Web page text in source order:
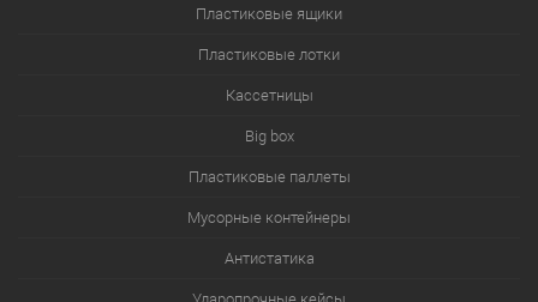
Пластиковые ящики
Пластиковые лотки
Кассетницы
Big box
Пластиковые паллеты
Мусорные контейнеры
Антистатика